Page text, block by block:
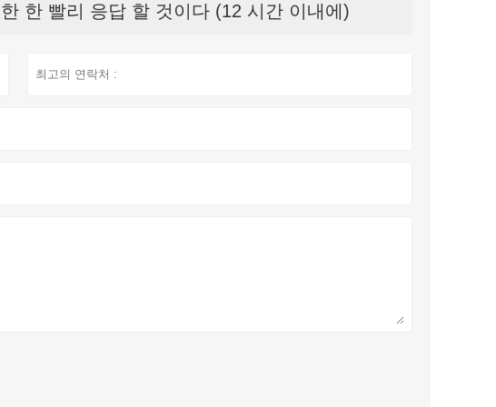
한 빨리 응답 할 것이다 (12 시간 이내에)